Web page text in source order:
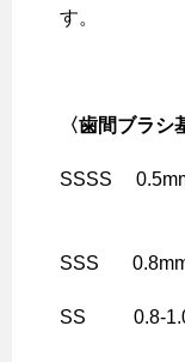
す。
〈歯間ブラシ
SSSS
SSS
SS 0.8-